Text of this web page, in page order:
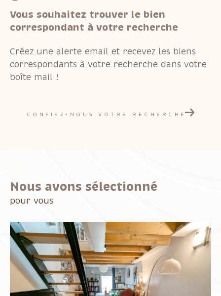
Vous souhaitez trouver le bien
correspondant à votre recherche
Créez une alerte email et recevez les biens
correspondants à votre recherche dans votre
boîte mail !
CONFIEZ-NOUS VOTRE RECHERCHE
Nous avons sélectionné
pour vous